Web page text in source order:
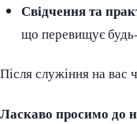
Свідчення та
що перевищує
Після служіння на вас
Ласкаво просимо до